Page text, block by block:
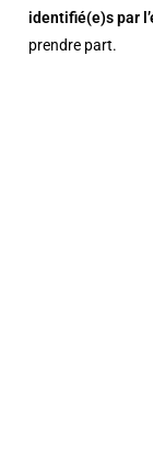
identifié(e)s par
prendre part.